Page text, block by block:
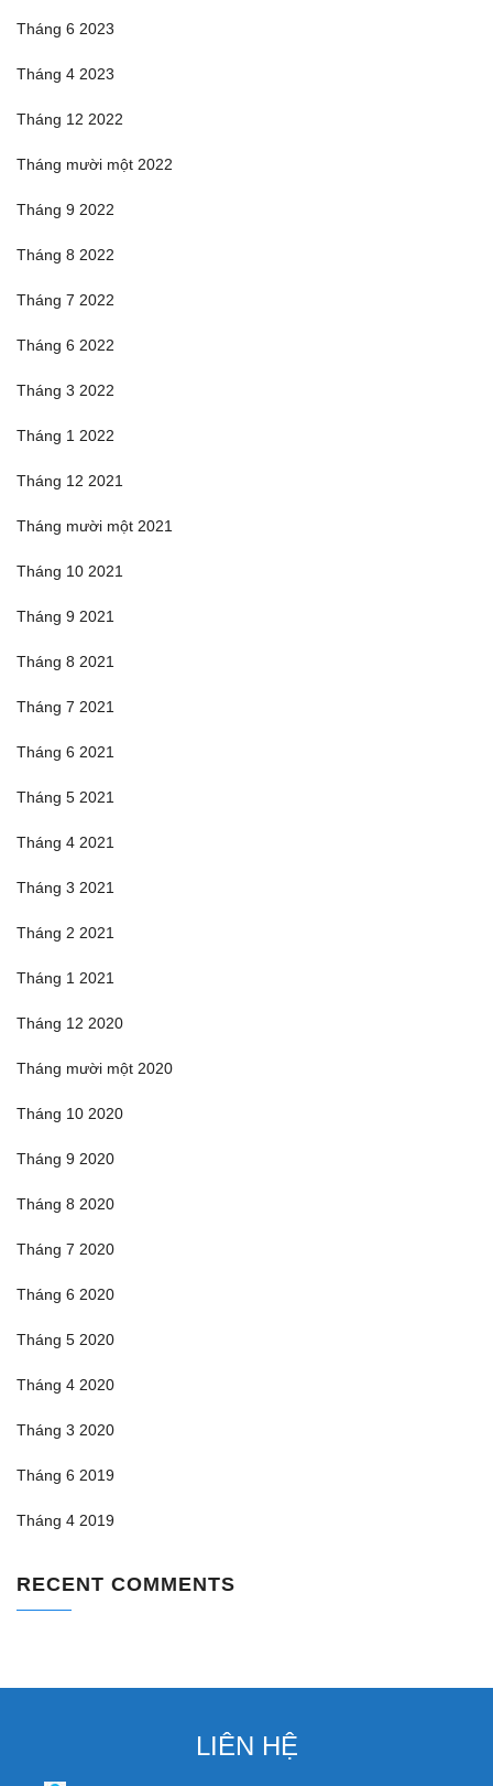
Tháng 6 2023
Tháng 4 2023
Tháng 12 2022
Tháng mười một 2022
Tháng 9 2022
Tháng 8 2022
Tháng 7 2022
Tháng 6 2022
Tháng 3 2022
Tháng 1 2022
Tháng 12 2021
Tháng mười một 2021
Tháng 10 2021
Tháng 9 2021
Tháng 8 2021
Tháng 7 2021
Tháng 6 2021
Tháng 5 2021
Tháng 4 2021
Tháng 3 2021
Tháng 2 2021
Tháng 1 2021
Tháng 12 2020
Tháng mười một 2020
Tháng 10 2020
Tháng 9 2020
Tháng 8 2020
Tháng 7 2020
Tháng 6 2020
Tháng 5 2020
Tháng 4 2020
Tháng 3 2020
Tháng 6 2019
Tháng 4 2019
RECENT COMMENTS
LIÊN HỆ